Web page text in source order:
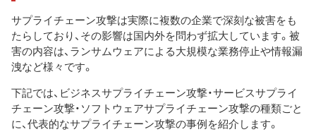
サプライチェーン攻撃は実際に複数の企業で深刻な被害をも
たらしており、その影響は国内外を問わず拡大しています。被
害の内容は、ランサムウェアによる大規模な業務停止や情報漏
洩など様々です。
下記では、ビジネスサプライチェーン攻撃・サービスサプライ
チェーン攻撃・ソフトウェアサプライチェーン攻撃の種類ごと
に、代表的なサプライチェーン攻撃の事例を紹介します。